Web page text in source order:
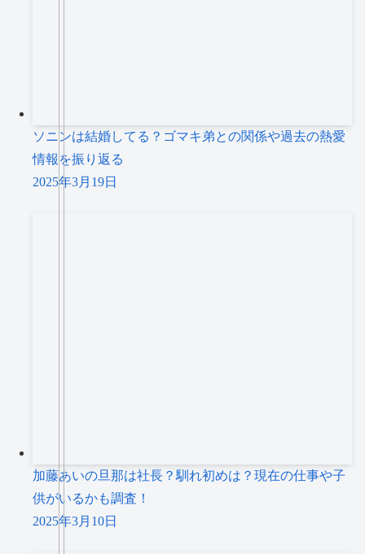
ソニンは結婚してる？ゴマキ弟との関係や過去の熱愛
情報を振り返る
2025年3月19日
加藤あいの旦那は社長？馴れ初めは？現在の仕事や子
供がいるかも調査！
2025年3月10日